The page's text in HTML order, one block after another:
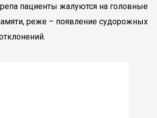
пациенты жалуются на головные
реже – появление судорожных